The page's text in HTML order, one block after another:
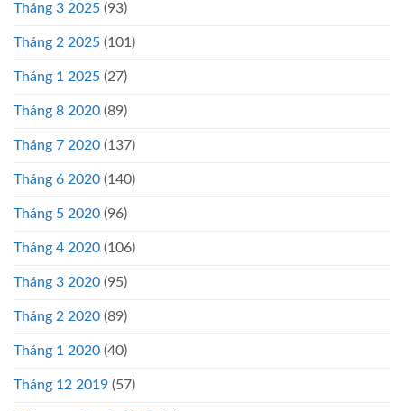
Tháng 3 2025 (93)
Tháng 2 2025 (101)
Tháng 1 2025 (27)
Tháng 8 2020 (89)
Tháng 7 2020 (137)
Tháng 6 2020 (140)
Tháng 5 2020 (96)
Tháng 4 2020 (106)
Tháng 3 2020 (95)
Tháng 2 2020 (89)
Tháng 1 2020 (40)
Tháng 12 2019 (57)